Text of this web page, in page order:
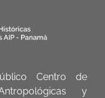
Centro de
y